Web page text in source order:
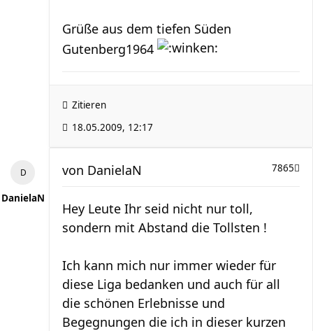
Grüße aus dem tiefen Süden
Gutenberg1964
Zitieren
18.05.2009, 12:17
DanielaN
7865
von DanielaN
Hey Leute Ihr seid nicht nur toll,
sondern mit Abstand die Tollsten !
Ich kann mich nur immer wieder für
diese Liga bedanken und auch für all
die schönen Erlebnisse und
Begegnungen die ich in dieser kurzen